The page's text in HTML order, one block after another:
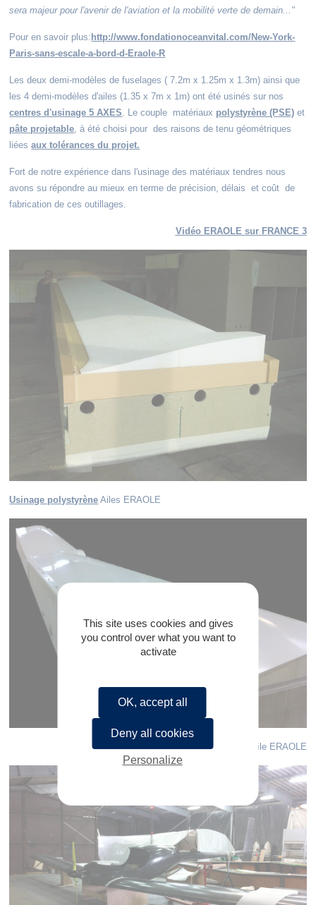
sera majeur pour l'avenir de l'aviation et la mobilité verte de demain..."
Pour en savoir plus: http://www.fondationoceanvital.com/New-York-
Paris-sans-escale-a-bord-d-Eraole-R
Les deux demi-modèles de fuselages ( 7.2m x 1.25m x 1.3m) ainsi que
les 4 demi-modèles d'ailes (1.35 x 7m x 1m) ont été usinés sur nos
centres d'usinage 5 AXES . Le couple matériaux polystyrène (PSE) et
pâte projetable , à été choisi pour des raisons de tenu géométriques
liéesaux tolérances du projet.
Fort de notre expérience dans l'usinage des matériaux tendres nous
avons su répondre au mieux en terme de précision, délais et coût de
fabrication de ces outillages.
Vidéo ERAOLE sur FRANCE 3
Usinage polystyrène Ailes ERAOLE
Aile ERAOLE
This site uses cookies and gives
you control over what you want to
activate
OK, accept all
Deny all cookies
Personalize